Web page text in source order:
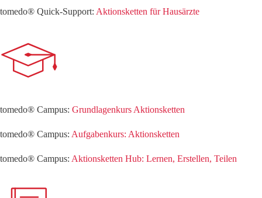
tomedo® Quick-Support: Aktionsketten für Hausärzte
tomedo® Campus: Grundlagenkurs Aktionsketten
tomedo® Campus: Aufgabenkurs: Aktionsketten
tomedo® Campus: Aktionsketten Hub: Lernen, Erstellen, Teilen